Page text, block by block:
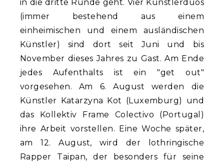
in die dritte Runde geht. Vier Künstlerduos
(immer bestehend aus einem
einheimischen und einem ausländischen
Künstler) sind dort seit Juni und bis
November dieses Jahres zu Gast. Am Ende
jedes Aufenthalts ist ein "get out"
vorgesehen. Am 6. August werden die
Künstler Katarzyna Kot (Luxemburg) und
das Kollektiv Frame Colectivo (Portugal)
ihre Arbeit vorstellen. Eine Woche später,
am 12. August, wird der lothringische
Rapper Taipan, der besonders für seine